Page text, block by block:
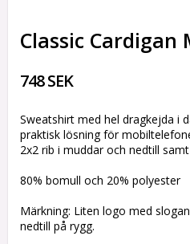
Classic Cardigan
748 SEK
Sweatshirt med hel dragkejda i
praktisk lösning för
2x2 rib i muddar och nedtill
80% bomull och 20% polyester
Märkning: Liten logo med
nedtill på rygg.